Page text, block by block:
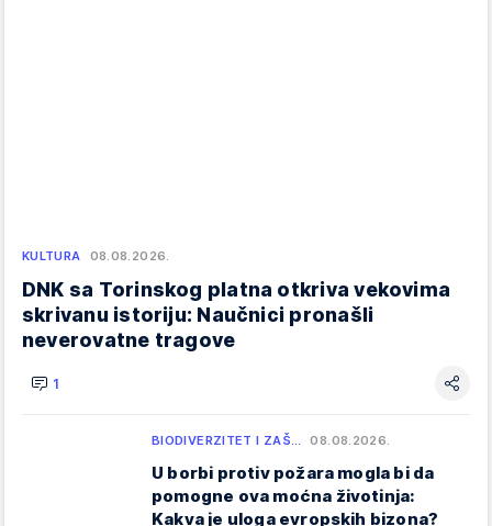
KULTURA 08.08.2026.
DNK sa Torinskog platna otkriva vekovima
skrivanu istoriju: Naučnici pronašli
neverovatne tragove
1
BIODIVERZITET I ZAŠ… 08.08.2026.
U borbi protiv požara mogla bi da
pomogne ova moćna životinja:
Kakva je uloga evropskih bizona?